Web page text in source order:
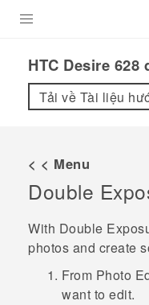
VIVE
VIVERSE
ỨNG DỤNG
HỖ TRỢ
HTC Desire 628
Tải về Tài liệu
< < Menu
Double
With Double
photos and create
From Photo
want to edit.